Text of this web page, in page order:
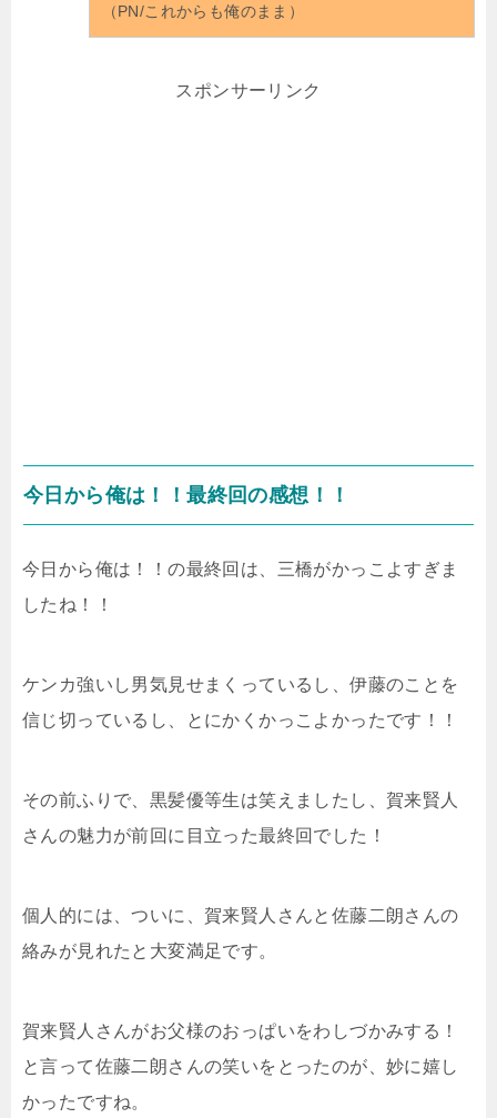
（PN/これからも俺のまま）
スポンサーリンク
今日から俺は！！最終回の感想！！
今日から俺は！！の最終回は、三橋がかっこよすぎま
したね！！
ケンカ強いし男気見せまくっているし、伊藤のことを
信じ切っているし、とにかくかっこよかったです！！
その前ふりで、黒髪優等生は笑えましたし、賀来賢人
さんの魅力が前回に目立った最終回でした！
個人的には、ついに、賀来賢人さんと佐藤二朗さんの
絡みが見れたと大変満足です。
賀来賢人さんがお父様のおっぱいをわしづかみする！
と言って佐藤二朗さんの笑いをとったのが、妙に嬉し
かったですね。